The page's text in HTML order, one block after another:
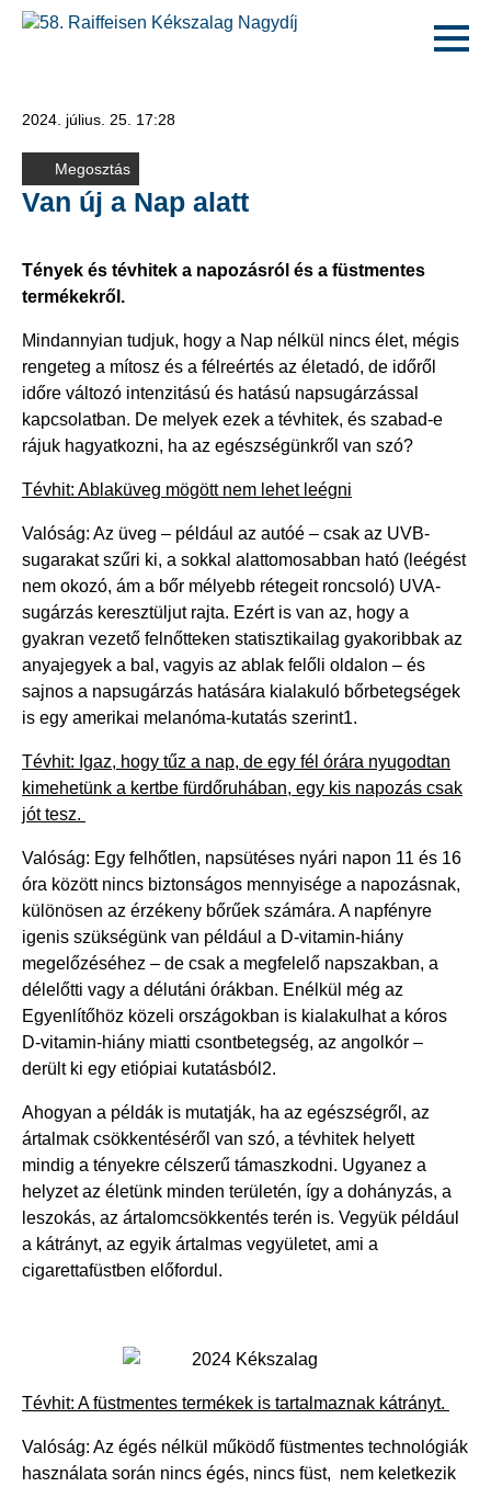
2024. július. 25. 17:28
Megosztás
Van új a Nap alatt
Tények és tévhitek a napozásról és a füstmentes
termékekről.
Mindannyian tudjuk, hogy a Nap nélkül nincs élet, mégis
rengeteg a mítosz és a félreértés az életadó, de időről
időre változó intenzitású és hatású napsugárzással
kapcsolatban. De melyek ezek a tévhitek, és szabad-e
rájuk hagyatkozni, ha az egészségünkről van szó?
Tévhit: Ablaküveg mögött nem lehet leégni
Valóság: Az üveg – például az autóé – csak az UVB-
sugarakat szűri ki, a sokkal alattomosabban ható (leégést
nem okozó, ám a bőr mélyebb rétegeit roncsoló) UVA-
sugárzás keresztüljut rajta. Ezért is van az, hogy a
gyakran vezető felnőtteken statisztikailag gyakoribbak az
anyajegyek a bal, vagyis az ablak felőli oldalon – és
sajnos a napsugárzás hatására kialakuló bőrbetegségek
is egy amerikai melanóma-kutatás szerint1.
Tévhit: Igaz, hogy tűz a nap, de egy fél órára nyugodtan
kimehetünk a kertbe fürdőruhában, egy kis napozás csak
jót tesz.
Valóság: Egy felhőtlen, napsütéses nyári napon 11 és 16
óra között nincs biztonságos mennyisége a napozásnak,
különösen az érzékeny bőrűek számára. A napfényre
igenis szükségünk van például a D-vitamin-hiány
megelőzéséhez – de csak a megfelelő napszakban, a
délelőtti vagy a délutáni órákban. Enélkül még az
Egyenlítőhöz közeli országokban is kialakulhat a kóros
D-vitamin-hiány miatti csontbetegség, az angolkór –
derült ki egy etiópiai kutatásból2.
Ahogyan a példák is mutatják, ha az egészségről, az
ártalmak csökkentéséről van szó, a tévhitek helyett
mindig a tényekre célszerű támaszkodni. Ugyanez a
helyzet az életünk minden területén, így a dohányzás, a
leszokás, az ártalomcsökkentés terén is. Vegyük például
a kátrányt, az egyik ártalmas vegyületet, ami a
cigarettafüstben előfordul.
Tévhit: A füstmentes termékek is tartalmaznak kátrányt.
Valóság: Az égés nélkül működő füstmentes technológiák
használata során nincs égés, nincs füst, nem keletkezik